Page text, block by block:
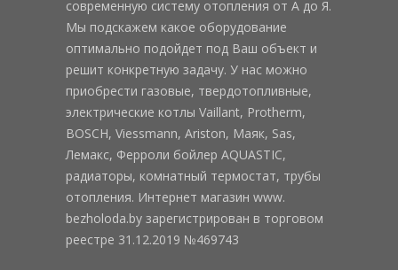
современную систему отопления от А до Я.
Мы подскажем какое оборудование
оптимально подойдет под Ваш объект и
решит конкретную задачу. У нас можно
приобрести газовые, твердотопливные,
электрические котлы Vaillant, Protherm,
BOSCH, Viessmann, Ariston, Маяк, Sas,
Лемакс, Ферроли бойлер AQUASTIC,
радиаторы, комнатный термостат, трубы
отопления. Интернет магазин www.
bezholoda.by зарегистрирован в торговом
реестре 31.12.2019 №469743